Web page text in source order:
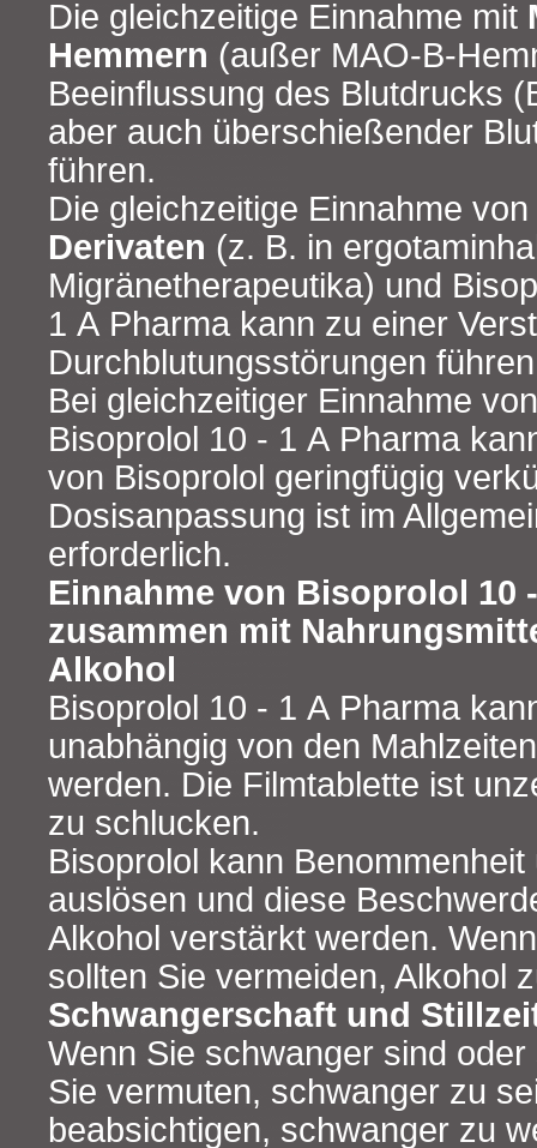
Die gleichzeitige Einnahme mit
Hemmern (außer MAO-B-
Beeinflussung des Blutdrucks
aber auch überschießender
führen.
Die gleichzeitige Einnahme von
Derivaten (z. B. in
Migränetherapeutika) und
1 A Pharma kann zu einer
Durchblutungsstörungen
Bei gleichzeitiger Einnahme
Bisoprolol 10 - 1 A Pharma
von Bisoprolol geringfügig
Dosisanpassung ist im
erforderlich.
Einnahme von Bisoprolol 10
zusammen mit
Alkohol
Bisoprolol 10 - 1 A Pharma
unabhängig von den
werden. Die Filmtablette ist
zu schlucken.
Bisoprolol kann
auslösen und diese
Alkohol verstärkt werden.
sollten Sie vermeiden, Alkohol
Schwangerschaft und
Wenn Sie schwanger sind
Sie vermuten, schwanger zu
beabsichtigen, schwanger zu